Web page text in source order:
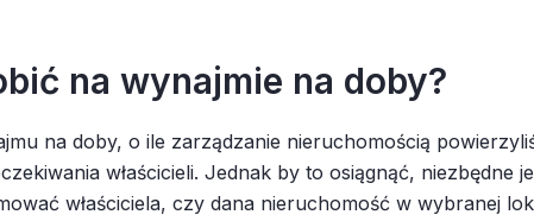
na wynajmie na doby?
na doby, o ile zarządzanie nieruchomością
właścicieli. Jednak by to osiągnąć,
właściciela, czy dana nieruchomość w wybranej